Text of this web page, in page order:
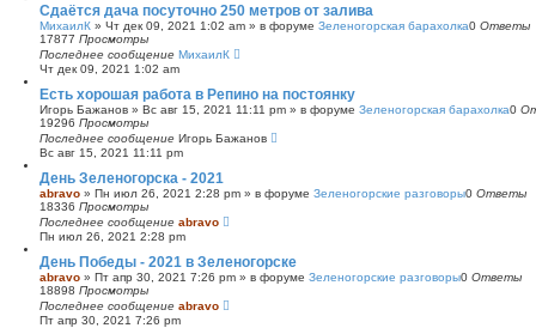
Сдаётся дача посуточно 250 метров от залива
МихаилК » Чт дек 09, 2021 1:02 am » в форуме Зеленогорская барахолка0 Ответы
17877 Просмотры
Последнее сообщение МихаилК
Чт дек 09, 2021 1:02 am
Есть хорошая работа в Репино на постоянку
Игорь Бажанов » Вс авг 15, 2021 11:11 pm » в форуме Зеленогорская барахолка0
19296 Просмотры
Последнее сообщение Игорь Бажанов
Вс авг 15, 2021 11:11 pm
День Зеленогорска - 2021
abravo » Пн июл 26, 2021 2:28 pm » в форуме Зеленогорские разговоры0 Ответы
18336 Просмотры
Последнее сообщение abravo
Пн июл 26, 2021 2:28 pm
День Победы - 2021 в Зеленогорске
abravo » Пт апр 30, 2021 7:26 pm » в форуме Зеленогорские разговоры0 Ответы
18898 Просмотры
Последнее сообщение abravo
Пт апр 30, 2021 7:26 pm